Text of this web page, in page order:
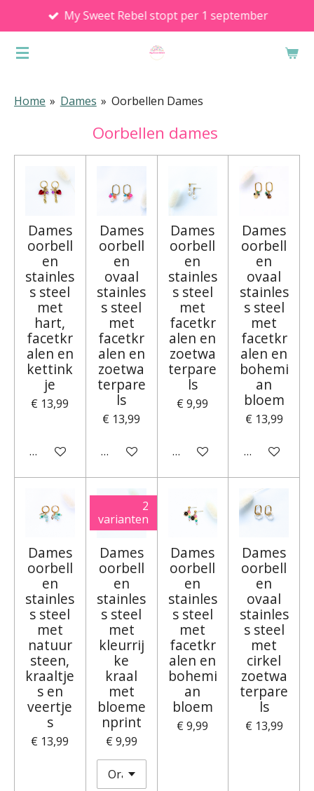
direct
naar
hoofdinhoud
My Sweet Rebel stopt per 1 september
Home » Dames » Oorbellen Dames
Oorbellen dames
Dames
oorbell
en
stainles
s steel
met
hart,
facetkr
alen en
kettink
je
€ 13,99
In winkelwagen
Dames
oorbell
en
ovaal
stainles
s steel
met
facetkr
alen en
zoetwa
terpare
ls
€ 13,99
In winkelwagen
Dames
oorbell
en
stainles
s steel
met
facetkr
alen en
zoetwa
terpare
ls
€ 9,99
In winkelwagen
Dames
oorbell
en
ovaal
stainles
s steel
met
facetkr
alen en
bohemi
an
bloem
€ 13,99
In
Dames
oorbell
en
stainles
s steel
met
natuur
steen,
kraaltje
s en
veertje
s
€ 13,99
2
varianten
Dames
oorbell
en
stainles
s steel
met
kleurrij
ke
kraal
met
bloeme
nprint
€ 9,99
Dames
oorbell
en
stainles
s steel
met
facetkr
alen en
bohemi
an
bloem
€ 9,99
Dames
oorbell
en
ovaal
stainles
s steel
met
cirkel
zoetwa
terpare
ls
€ 13,99